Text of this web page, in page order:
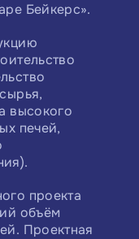
Бейкерс».
высокого
печей,
проекта
объём
Проектная